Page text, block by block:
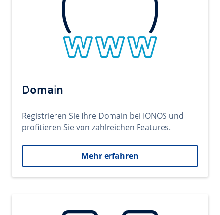
Domain
Registrieren Sie Ihre Domain bei IONOS und
profitieren Sie von zahlreichen Features.
Mehr erfahren